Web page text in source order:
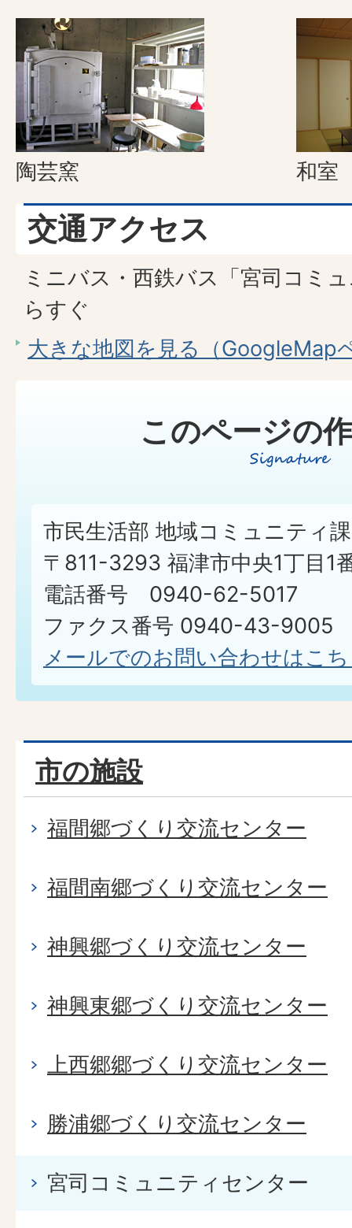
陶芸窯 和室
交通アクセス
ミニバス・西鉄バス「宮司コミ
らすぐ
大きな地図を見る（GoogleMap
このページの
市民生活部 地域コミュニティ
〒811-3293 福津市中央1丁目1
電話番号 0940-62-5017
ファクス番号 0940-43-9005​​​​​​​
メールでのお問い合わせはこ
市の施設
福間郷づくり交流センター
福間南郷づくり交流センター
神興郷づくり交流センター
神興東郷づくり交流センター
上西郷郷づくり交流センター
勝浦郷づくり交流センター
宮司コミュニティセンター